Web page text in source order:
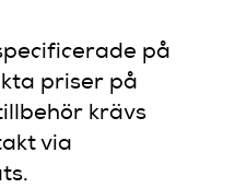
på
priser på
krävs
via